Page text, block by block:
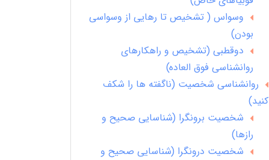
وسواس ( تشخیص تا رهایی از وسواسی
بودن)
دوقطبی (تشخیص و راهکارهای
روانشناسی فوق العاده)
روانشناسی شخصیت (ناگفته ها را شکف
کنید)
شخصیت برونگرا (شناسایی صحیح و
رازها)
شخصیت درونگرا (شناسایی صحیح و